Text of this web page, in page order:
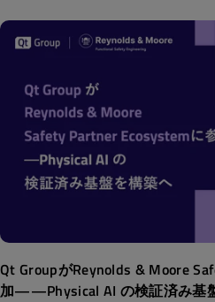
Qt GroupがReynolds & Moore
加——Physical AI の検証済み基